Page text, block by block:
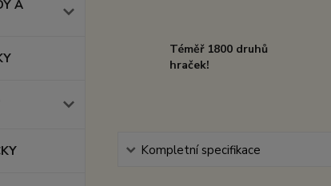
A
Téměř 1800 druhů
hraček!
Kompletní specifikace